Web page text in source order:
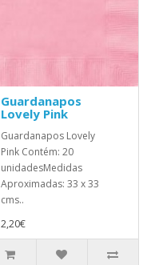
Guardanapos
Lovely Pink
Guardanapos Lovely
Pink Contém: 20
unidadesMedidas
Aproximadas: 33 x 33
cms..
2,20€